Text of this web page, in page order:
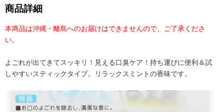
商品詳細
本商品は沖縄・離島へのお届けはできませんので、ご了承くださ
い。
よごれが出てきてスッキリ！見える口臭ケア！持ち運びに便利＆試
しやすいスティックタイプ。リラックスミントの香味です。